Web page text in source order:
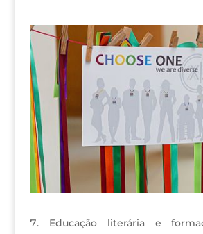
Educação literária e